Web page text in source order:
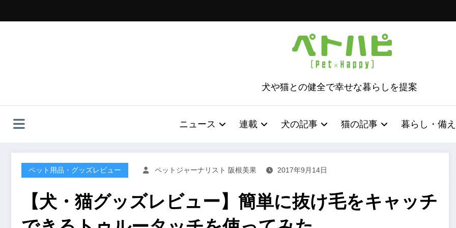
ッ
犬や猫との健全で幸せな暮らしを提案
ニュース 連載 犬の記事 猫の記事 暮らし・備え
ペット用品・グッズレビュー ペットジャーナリスト 阪根美果 2017年9月14日
【犬・猫グッズレビュー】簡単に抜け毛をキャッチ